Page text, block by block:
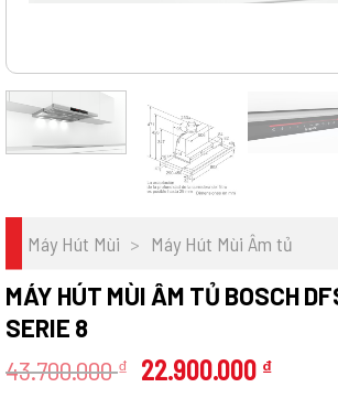
Máy Hút Mùi > Máy Hút Mùi Âm tủ
MÁY HÚT MÙI ÂM TỦ BOSCH
SERIE 8
43.700.000₫
Giá
22.900.000 ₫Giá